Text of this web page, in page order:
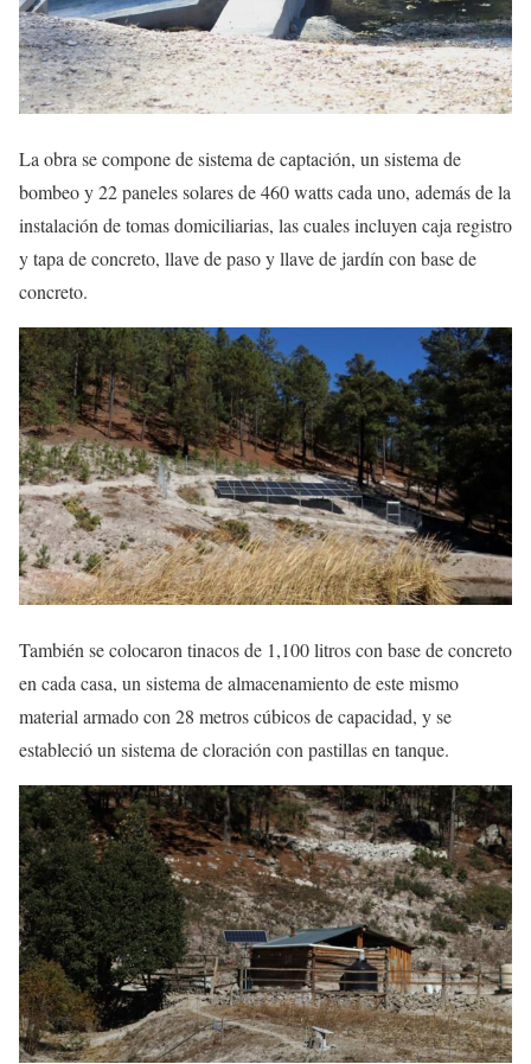
La obra se compone de sistema de captación, un sistema de
bombeo y 22 paneles solares de 460 watts cada uno, además de la
instalación de tomas domiciliarias, las cuales incluyen caja registro
y tapa de concreto, llave de paso y llave de jardín con base de
concreto.
También se colocaron tinacos de 1,100 litros con base de concreto
en cada casa, un sistema de almacenamiento de este mismo
material armado con 28 metros cúbicos de capacidad, y se
estableció un sistema de cloración con pastillas en tanque.